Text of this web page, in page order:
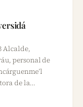
Alcalde,
personal de
de la…